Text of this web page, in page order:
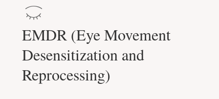
e
y
e
EMDR (Eye Movement
Desensitization and
Reprocessing)